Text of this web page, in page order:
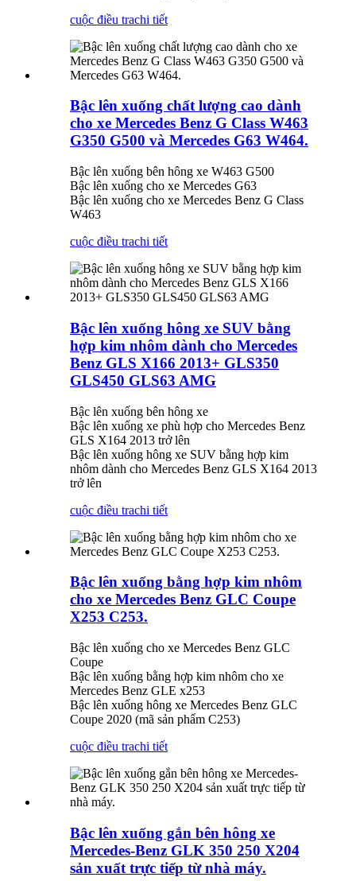
cuộc điều trachi tiết
Bậc lên xuống chất lượng cao dành
cho xe Mercedes Benz G Class W463
G350 G500 và Mercedes G63 W464.
Bậc lên xuống bên hông xe W463 G500
Bậc lên xuống cho xe Mercedes G63
Bậc lên xuống cho xe Mercedes Benz G Class
W463
cuộc điều trachi tiết
Bậc lên xuống hông xe SUV bằng
hợp kim nhôm dành cho Mercedes
Benz GLS X166 2013+ GLS350
GLS450 GLS63 AMG
Bậc lên xuống bên hông xe
Bậc lên xuống xe phù hợp cho Mercedes Benz
GLS X164 2013 trở lên
Bậc lên xuống hông xe SUV bằng hợp kim
nhôm dành cho Mercedes Benz GLS X164 2013
trở lên
cuộc điều trachi tiết
Bậc lên xuống bằng hợp kim nhôm
cho xe Mercedes Benz GLC Coupe
X253 C253.
Bậc lên xuống cho xe Mercedes Benz GLC
Coupe
Bậc lên xuống bằng hợp kim nhôm cho xe
Mercedes Benz GLE x253
Bậc lên xuống hông xe Mercedes Benz GLC
Coupe 2020 (mã sản phẩm C253)
cuộc điều trachi tiết
Bậc lên xuống gắn bên hông xe
Mercedes-Benz GLK 350 250 X204
sản xuất trực tiếp từ nhà máy.